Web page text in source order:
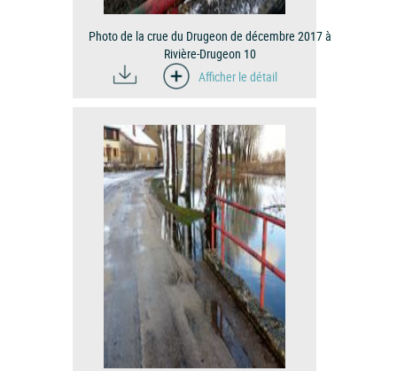
Photo de la crue du Drugeon de décembre 2017 à
Rivière-Drugeon 10
Afficher le détail